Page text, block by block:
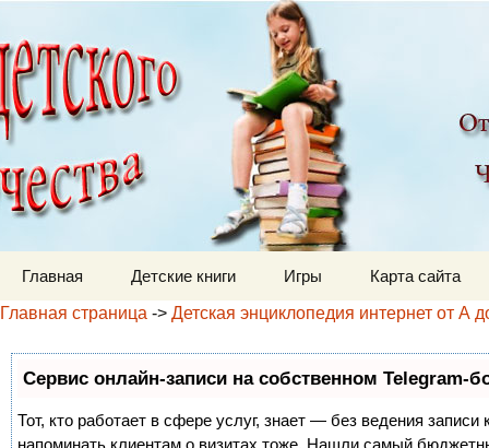
Детский мир
Главная Детские книги Игры
Карта сайта
Главная страница -> Детская энциклопедия интернет от А
Сервис онлайн-записи на собственном Telegram-
Тот, кто работает в сфере услуг, знает — без ведения
напоминать клиентам о визитах тоже. Нашли самый